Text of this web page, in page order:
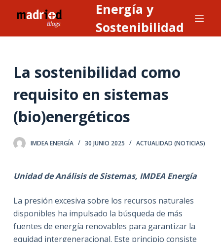
l
n
n
d
o
Energía y
Sostenibilidad
La sostenibilidad como
requisito en sistemas
(bio)energéticos
IMDEA ENERGÍA 30 JUNIO 2025 ACTUALIDAD (NOTICIAS)
Unidad de Análisis de Sistemas, IMDEA Energía
La presión excesiva sobre los recursos naturales
disponibles ha impulsado la búsqueda de más
fuentes de energía renovables para garantizar la
equidad intergeneracional. Este principio consiste